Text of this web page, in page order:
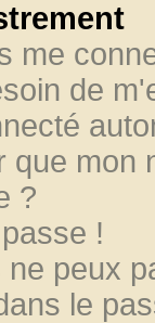
me
de
que mon
?
!
peux
le